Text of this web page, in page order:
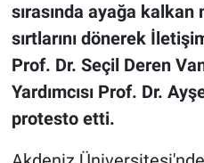
sırasında ayağa
sırtlarını dönerek
Prof. Dr. Seçil Deren
Yardımcısı Prof. Dr.
protesto etti.